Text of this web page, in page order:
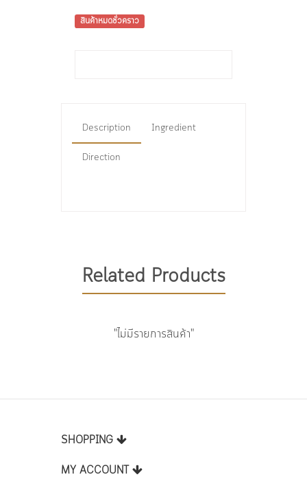
สินค้าหมดชั่วคราว
Description Ingredient
Direction
Related Products
"ไม่มีรายการสินค้า"
SHOPPING
MY ACCOUNT